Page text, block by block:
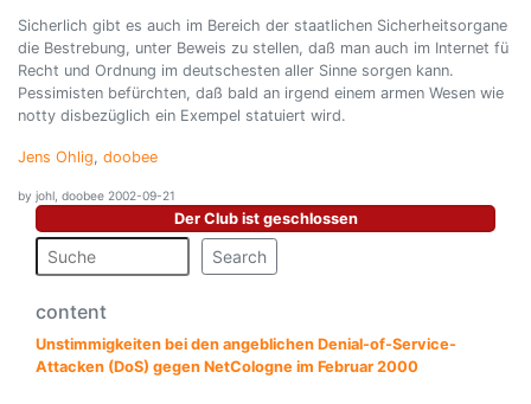
Sicherlich gibt es auch im Bereich der staatlichen Sicherheitsorgane
die Bestrebung, unter Beweis zu stellen, daß man auch im Internet fü
Recht und Ordnung im deutschesten aller Sinne sorgen kann.
Pessimisten befürchten, daß bald an irgend einem armen Wesen wie
notty disbezüglich ein Exempel statuiert wird.
Jens Ohlig, doobee
by johl, doobee 2002-09-21
Der Club ist geschlossen
Search
content
Unstimmigkeiten bei den angeblichen Denial-of-Service-
Attacken (DoS) gegen NetCologne im Februar 2000